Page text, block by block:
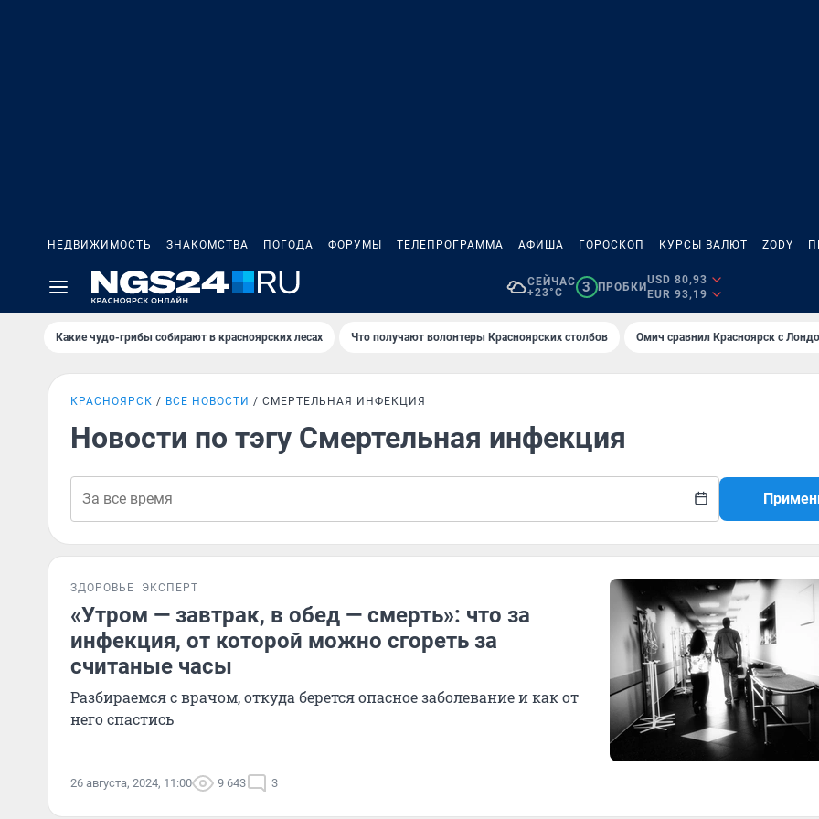
НЕДВИЖИМОСТЬ ЗНАКОМСТВА ПОГОДА ФОРУМЫ ТЕЛЕПРОГРАММА АФИША ГОРОСКОП КУРСЫ ВАЛЮТ ZODY
СЕЙЧАС
+23°C
3 ПРОБКИ
USD 80,93
EUR 93,19
Какие чудо-грибы собирают в красноярских лесах Что получают волонтеры Красноярских столбов Омич сравнил Красноярск с
КРАСНОЯРСК ВСЕ НОВОСТИ СМЕРТЕЛЬНАЯ ИНФЕКЦИЯ
Новости по тэгу Смертельная инфекция
ЗДОРОВЬЕ ЭКСПЕРТ
«Утром — завтрак, в обед — смерть»: что за
инфекция, от которой можно сгореть за
считаные часы
Разбираемся с врачом, откуда берется опасное заболевание и как от
него спастись
26 августа, 2024, 11:00 9 643 3